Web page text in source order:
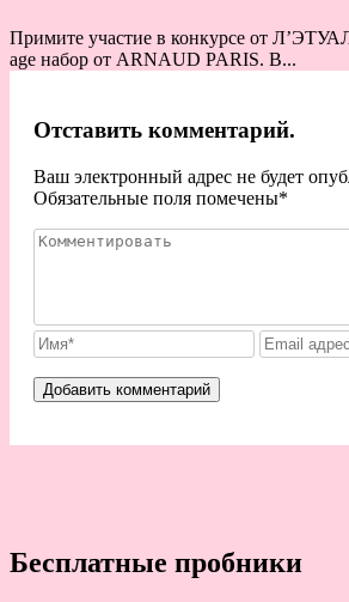
Примите участие в конкурсе от
age набор от ARNAUD PARIS. В...
Отставить комментарий.
Ваш электронный адрес не будет
Обязательные поля помечены*
Бесплатные пробники